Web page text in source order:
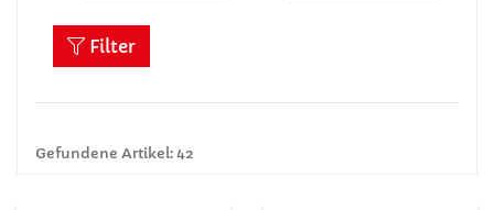
Gefundene Artikel: 42
Filter